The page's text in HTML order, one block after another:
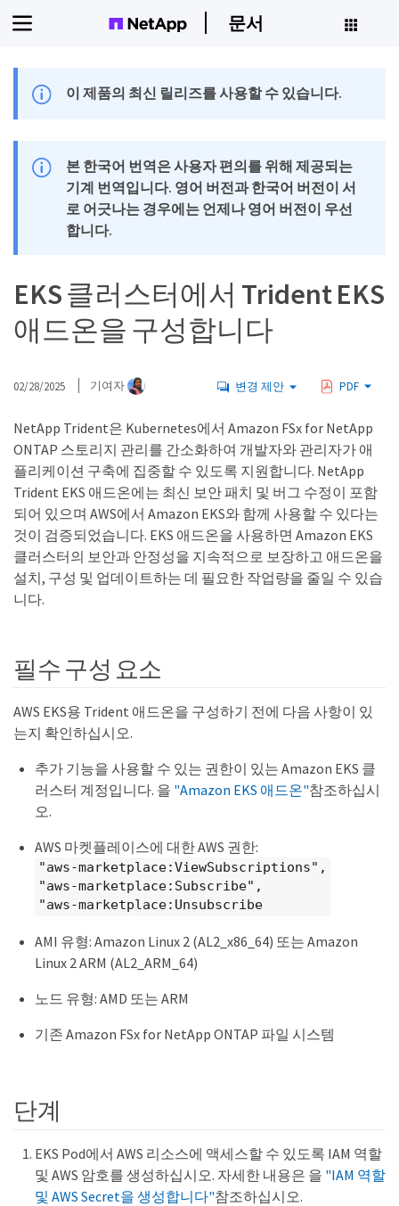
문서
이 제품의 최신 릴리즈를 사용할 수 있습니다.
본 한국어 번역은 사용자 편의를 위해 제공되는
기계 번역입니다. 영어 버전과 한국어 버전이 서
로 어긋나는 경우에는 언제나 영어 버전이 우선
합니다.
EKS 클러스터에서 Trident EKS
애드온을 구성합니다
02/28/2025 기여자 변경 제안 PDF
NetApp Trident은 Kubernetes에서 Amazon FSx for NetApp
ONTAP 스토리지 관리를 간소화하여 개발자와 관리자가 애
플리케이션 구축에 집중할 수 있도록 지원합니다. NetApp
Trident EKS 애드온에는 최신 보안 패치 및 버그 수정이 포함
되어 있으며 AWS에서 Amazon EKS와 함께 사용할 수 있다는
것이 검증되었습니다. EKS 애드온을 사용하면 Amazon EKS
클러스터의 보안과 안정성을 지속적으로 보장하고 애드온을
설치, 구성 및 업데이트하는 데 필요한 작업량을 줄일 수 있습
니다.
필수 구성 요소
AWS EKS용 Trident 애드온을 구성하기 전에 다음 사항이 있
는지 확인하십시오.
추가 기능을 사용할 수 있는 권한이 있는 Amazon EKS 클
러스터 계정입니다. 을 "Amazon EKS 애드온"참조하십시
오.
AWS 마켓플레이스에 대한 AWS 권한:
"aws-marketplace:ViewSubscriptions",
"aws-marketplace:Subscribe",
"aws-marketplace:Unsubscribe
AMI 유형: Amazon Linux 2 (AL2_x86_64) 또는 Amazon
Linux 2 ARM (AL2_ARM_64)
노드 유형: AMD 또는 ARM
기존 Amazon FSx for NetApp ONTAP 파일 시스템
단계
EKS Pod에서 AWS 리소스에 액세스할 수 있도록 IAM 역할
및 AWS 암호를 생성하십시오. 자세한 내용은 을 "IAM 역할
및 AWS Secret을 생성합니다"참조하십시오.